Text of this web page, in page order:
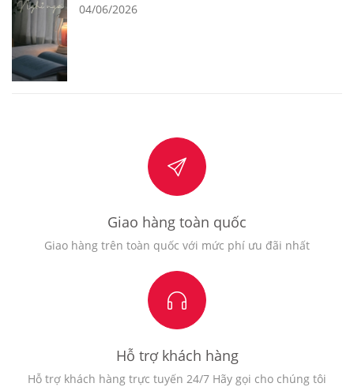
04/06/2026
Giao hàng toàn quốc
Giao hàng trên toàn quốc với mức phí ưu đãi nhất
Hỗ trợ khách hàng
Hỗ trợ khách hàng trực tuyến 24/7 Hãy gọi cho chúng tôi